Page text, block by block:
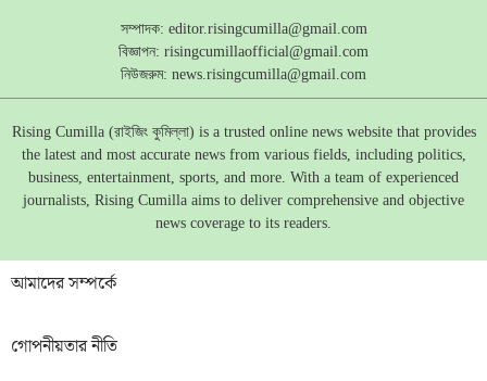
সম্পাদক: editor.risingcumilla@gmail.com
বিজ্ঞাপন: risingcumillaofficial@gmail.com
নিউজরুম: news.risingcumilla@gmail.com
Rising Cumilla (রাইজিং কুমিল্লা) is a trusted online news website that provides
the latest and most accurate news from various fields, including politics,
business, entertainment, sports, and more. With a team of experienced
journalists, Rising Cumilla aims to deliver comprehensive and objective
news coverage to its readers.
আমাদের সম্পর্কে
গোপনীয়তার নীতি